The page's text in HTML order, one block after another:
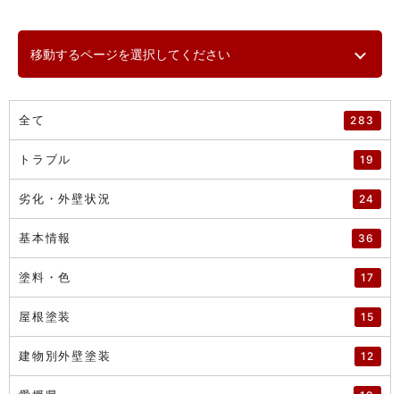
移動するページを選択してください
全て 283
トラブル 19
劣化・外壁状況 24
基本情報 36
塗料・色 17
屋根塗装 15
建物別外壁塗装 12